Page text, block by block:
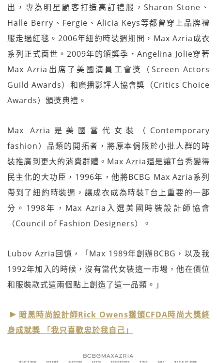
出，專為明星顧客打造高訂禮服，Sharon Stone、
Halle Berry、Fergie、Alicia Keys等都曾穿上品牌禮
服走過紅毯。2006年紐約時裝週期間，Max Azria成衣
系列正式面世。2009年的頒獎季，Angelina Jolie穿著
Max Azria出席了美國演員工會獎（Screen Actors
Guild Awards）和廣播影評人協會獎（Critics Choice
Awards）頒獎典禮。
Max Azria是美國當代女裝（Contemporary
fashion）品類的開拓者，將原本侷限於小批人群的時
裝推廣到更大的消費群體。Max Azria還是讓T台秀變得
民主化的大功臣，1996年，他將BCBG Max Azria系列
帶到了紐約時裝週，讓成衣成為時裝T台上重要的一部
分。1998年，Max Azria入選美國時裝設計師協會
（Council of Fashion Designers）。
Lubov Azria回憶，「Max 1989年創辦BCBG，以及我
1992年加入的時候，沒有當代女裝這一市場，他在價位
和服裝款式這兩個點上創造了這一品類。」
暗黑時尚設計師Rick Owens獲頒CFDA時尚大獎終
身成就獎 「我只喜歡忠於我自己」